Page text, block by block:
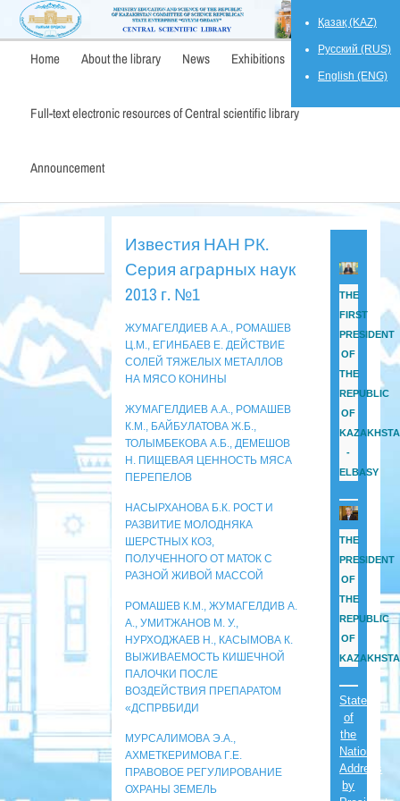
Қазақ (KAZ)
Русский (RUS)
English (ENG)
Home About the library News Exhibitions
Full-text electronic resources of Central scientific library
Announcement
Известия НАН РК.
Серия аграрных наук
2013 г. №1
ЖУМАГЕЛДИЕВ А.А., РОМАШЕВ
Ц.М., ЕГИНБАЕВ Е. ДЕЙСТВИЕ
СОЛЕЙ ТЯЖЕЛЫХ МЕТАЛЛОВ
НА МЯСО КОНИНЫ
ЖУМАГЕЛДИЕВ А.А., РОМАШЕВ
К.М., БАЙБУЛАТОВА Ж.Б.,
ТОЛЫМБЕКОВА А.Б., ДЕМЕШОВ
Н. ПИЩЕВАЯ ЦЕННОСТЬ МЯСА
ПЕРЕПЕЛОВ
НАСЫРХАНОВА Б.К. РОСТ И
РАЗВИТИЕ МОЛОДНЯКА
ШЕРСТНЫХ КОЗ,
ПОЛУЧЕННОГО ОТ МАТОК С
РАЗНОЙ ЖИВОЙ МАССОЙ
РОМАШЕВ К.М., ЖУМАГЕЛДИВ А.
А., УМИТЖАНОВ М. У.,
НУРХОДЖАЕВ Н., КАСЫМОВА К.
ВЫЖИВАЕМОСТЬ КИШЕЧНОЙ
ПАЛОЧКИ ПОСЛЕ
ВОЗДЕЙСТВИЯ ПРЕПАРАТОМ
«ДСПРВБИДИ
МУРСАЛИМОВА Э.А.,
АХМЕТКЕРИМОВА Г.Е.
ПРАВОВОЕ РЕГУЛИРОВАНИЕ
ОХРАНЫ ЗЕМЕЛЬ
THE
FIRST
PRESIDENT
OF
THE
REPUBLIC
OF
-
ELBASY
THE
PRESIDENT
OF
THE
REPUBLIC
OF
State
of
the
Nation
Address
by